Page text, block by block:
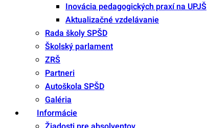
Inovácia pedagogických praxí na UPJŠ
Aktualizačné vzdelávanie
Rada školy SPŠD
Školský parlament
ZRŠ
Partneri
Autoškola SPŠD
Galéria
Informácie